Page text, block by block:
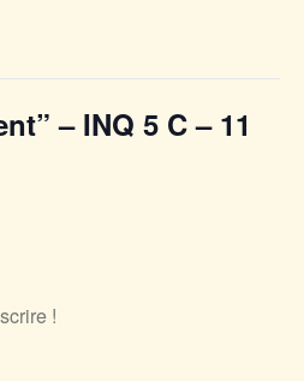
– INQ 5 C – 11
!